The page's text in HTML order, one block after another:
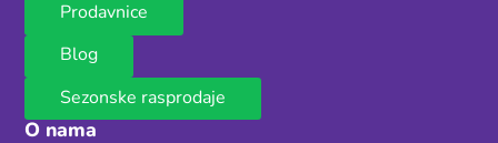
Prodavnice
Blog
Sezonske rasprodaje
O nama